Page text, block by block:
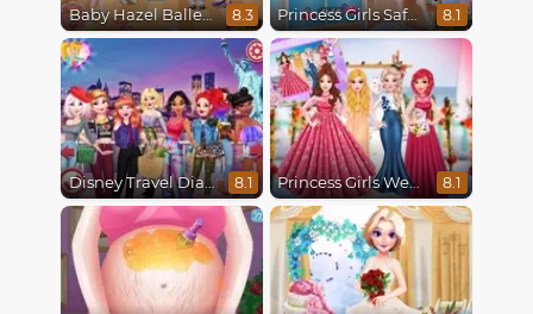
Baby Hazel Ballerina Dance 8.3 Princess Girls Safari Trip 8.1
Disney Travel Diaries: City Break 8.1 Princess Girls Wedding Trip 8.1